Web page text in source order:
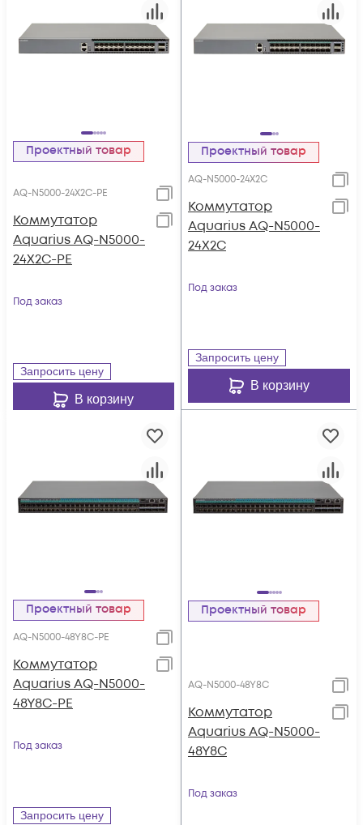
Проектный товар
AQ-N5000-24X2C-PE
Коммутатор
Aquarius AQ-N5000-
24X2C-PE
Под заказ
Запросить цену
В корзину
Проектный товар
AQ-N5000-24X2C
Коммутатор
Aquarius AQ-N5000-
24X2C
Под заказ
Запросить цену
В корзину
Проектный товар
AQ-N5000-48Y8C-PE
Коммутатор
Aquarius AQ-N5000-
48Y8C-PE
Под заказ
Запросить цену
Проектный товар
AQ-N5000-48Y8C
Коммутатор
Aquarius AQ-N5000-
48Y8C
Под заказ